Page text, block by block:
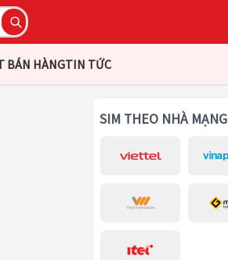
BÁN HÀNGTIN TỨC
SIM THEO NHÀ MẠNG